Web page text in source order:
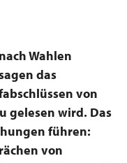
Wahlen
das
von
gelesen wird. Das
führen:
von